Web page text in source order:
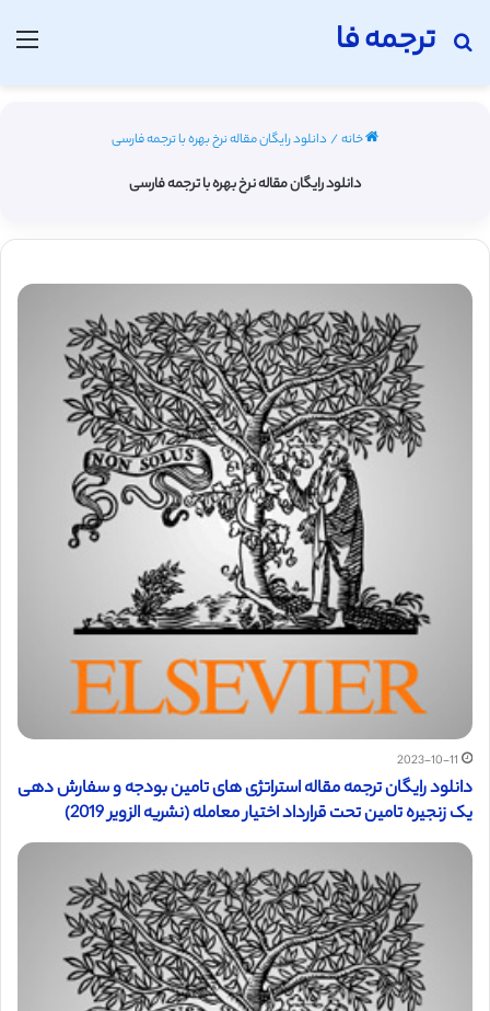
ترجمه فا
جستجو برای
خانه/ دانلود رایگان مقاله نرخ بهره با ترجمه فارسی
دانلود رایگان مقاله نرخ بهره با ترجمه فارسی
2023-10-11
دانلود رایگان ترجمه مقاله استراتژی های تامین بودجه و سفارش دهی
یک زنجیره تامین تحت قرارداد اختیار معامله (نشریه الزویر 2019)